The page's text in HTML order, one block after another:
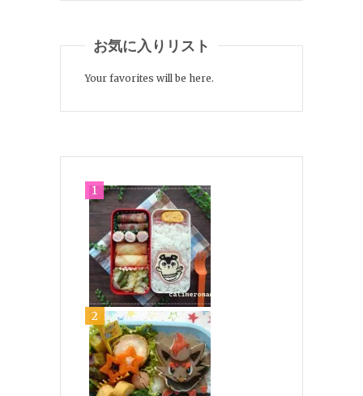
お気に入りリスト
Your favorites will be here.